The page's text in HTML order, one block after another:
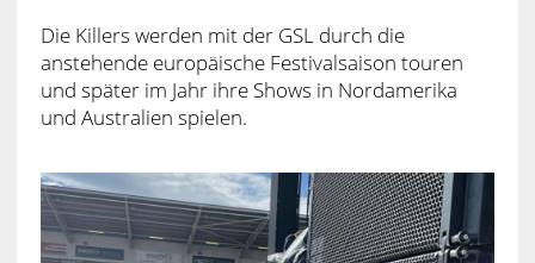
Die Killers werden mit der GSL durch die
anstehende europäische Festivalsaison touren
und später im Jahr ihre Shows in Nordamerika
und Australien spielen.